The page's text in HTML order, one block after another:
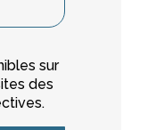
sur
des